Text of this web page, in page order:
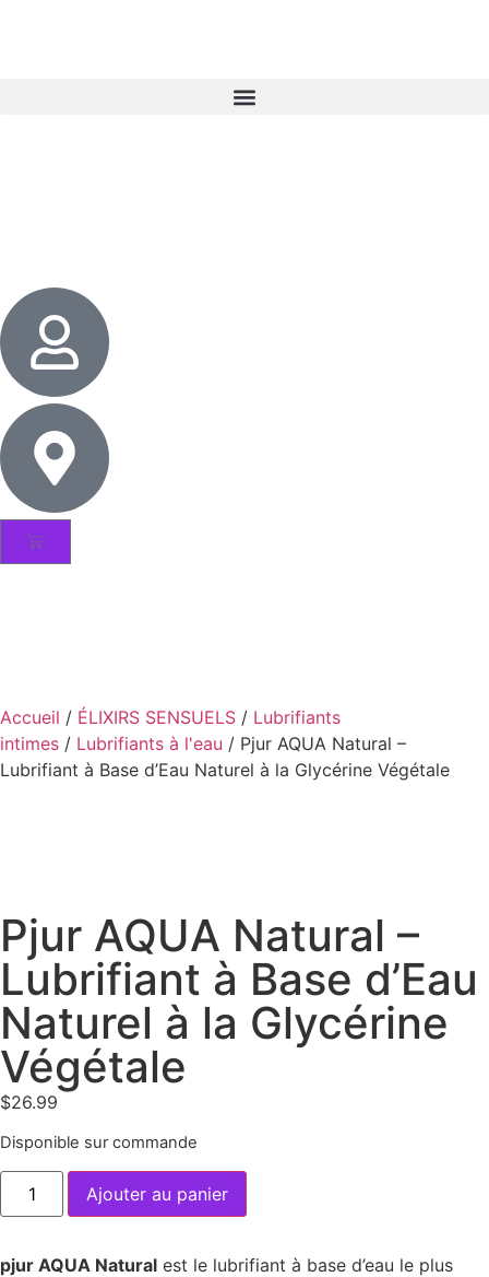
Accueil / ÉLIXIRS SENSUELS / Lubrifiants
intimes / Lubrifiants à l'eau / Pjur AQUA Natural –
Lubrifiant à Base d’Eau Naturel à la Glycérine Végétale
Pjur AQUA Natural –
Lubrifiant à Base d’Eau
Naturel à la Glycérine
Végétale
$26.99
Disponible sur commande
Ajouter au panier
pjur AQUA Natural est le lubrifiant à base d’eau le plus